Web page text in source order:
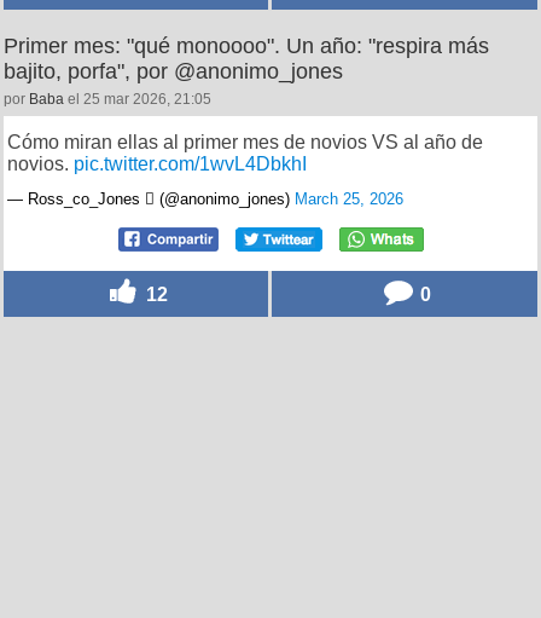
Primer mes: "qué monoooo". Un año: "respira más
bajito, porfa", por @anonimo_jones
por Baba el 25 mar 2026, 21:05
Cómo miran ellas al primer mes de novios VS al año de
novios. pic.twitter.com/1wvL4DbkhI
— Ross_co_Jones  (@anonimo_jones) March 25, 2026
12 0